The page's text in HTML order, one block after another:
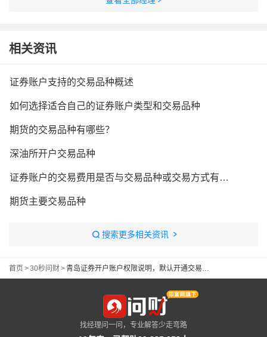
相关资讯
证券账户支持的交易品种概述
如何选择适合自己的证券账户类型和交易品种
期货的交易品种有哪些？
深油所开户交易品种
证券账户的交易费用是否与交易品种或交易方式有关？
期货主要交易品种
搜索更多相关资讯
首页 >30秒问财> 青岛证券开户账户权限说明，默认开通交易品种范围
找经理问一问，专业解答少走弯路